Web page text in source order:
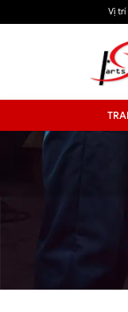
Vị trí